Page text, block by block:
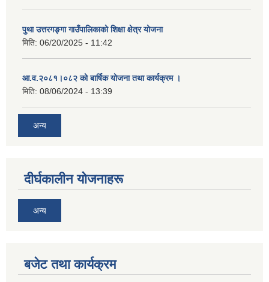
पुथा उत्तरगङ्गा गाउँपालिकाको शिक्षा क्षेत्र योजना
मिति: 06/20/2025 - 11:42
आ.व.२०८१।०८२ को बार्षिक योजना तथा कार्यक्रम ।
मिति: 08/06/2024 - 13:39
अन्य
दीर्घकालीन योजनाहरू
अन्य
बजेट तथा कार्यक्रम